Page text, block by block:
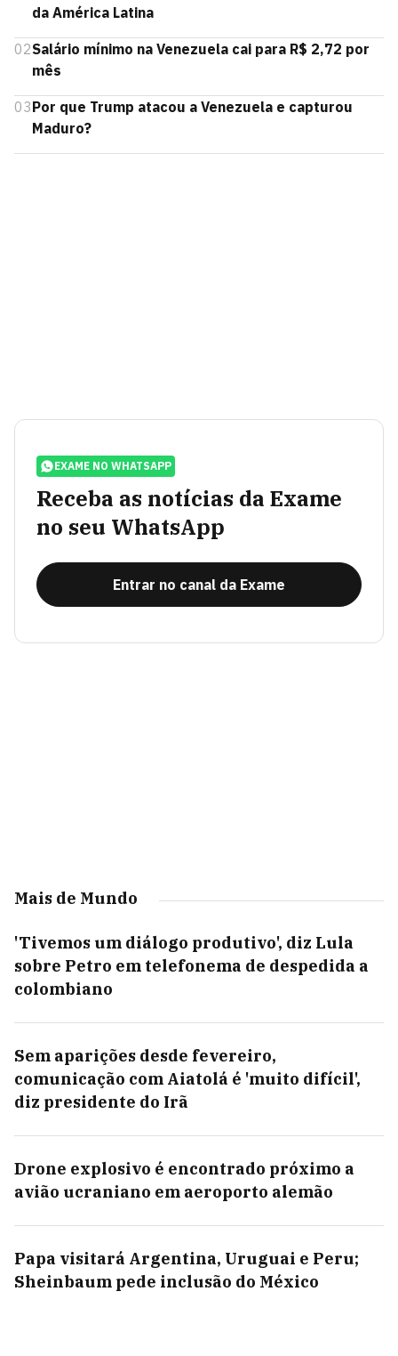
da América Latina
02Salário mínimo na Venezuela cai para R$ 2,72 por
mês
03Por que Trump atacou a Venezuela e capturou
Maduro?
EXAME NO WHATSAPP
Receba as notícias da Exame
no seu WhatsApp
Entrar no canal da Exame
Mais de Mundo
'Tivemos um diálogo produtivo', diz Lula
sobre Petro em telefonema de despedida a
colombiano
Sem aparições desde fevereiro,
comunicação com Aiatolá é 'muito difícil',
diz presidente do Irã
Drone explosivo é encontrado próximo a
avião ucraniano em aeroporto alemão
Papa visitará Argentina, Uruguai e Peru;
Sheinbaum pede inclusão do México